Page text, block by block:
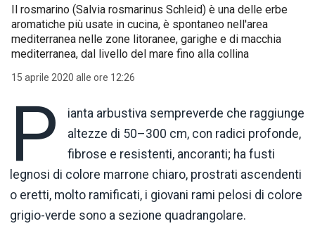
Il rosmarino (Salvia rosmarinus Schleid) è una delle erbe
aromatiche più usate in cucina, è spontaneo nell'area
mediterranea nelle zone litoranee, garighe e di macchia
mediterranea, dal livello del mare fino alla collina
15 aprile 2020 alle ore 12:26
P
ianta arbustiva sempreverde che raggiunge
altezze di 50–300 cm, con radici profonde,
fibrose e resistenti, ancoranti; ha fusti
legnosi di colore marrone chiaro, prostrati ascendenti
o eretti, molto ramificati, i giovani rami pelosi di colore
grigio-verde sono a sezione quadrangolare.